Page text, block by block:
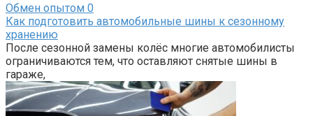
Обмен опытом 0
Как подготовить автомобильные шины к сезонному
хранению
После сезонной замены колёс многие автомобилисты
ограничиваются тем, что оставляют снятые шины в
гараже,